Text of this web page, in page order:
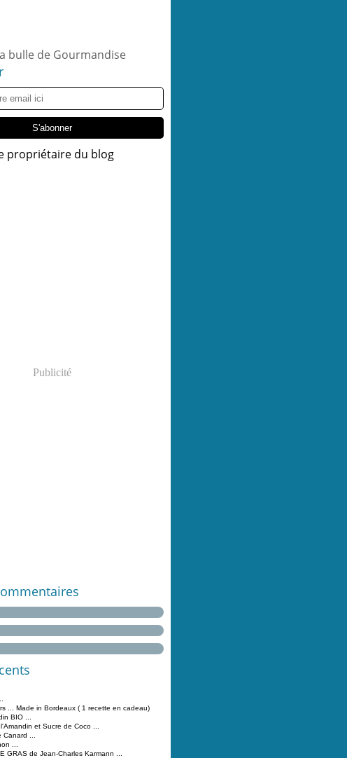
propriétaire du blog
Publicité
... Made in Bordeaux ( 1 recette en cadeau)
BIO ...
et Sucre de Coco ...
...
...
GRAS de Jean-Charles Karmann ...